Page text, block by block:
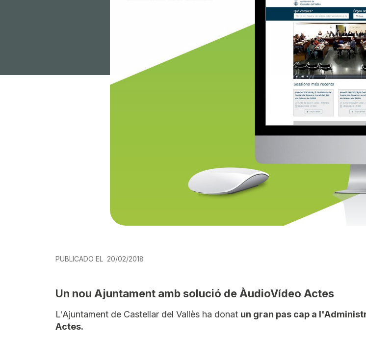
PUBLICADO EL 20/02/2018
Un nou Ajuntament amb solució de ÀudioVídeo Actes
L'Ajuntament de Castellar del Vallès ha donat un gran pas cap a
Actes.